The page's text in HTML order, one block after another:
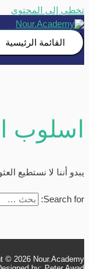
تخطي إلى المحتوى
القائمة الرئيسية
اسلوب
يبدو أننا لا نستطيع
Search for:
© 2026Nour.Academy